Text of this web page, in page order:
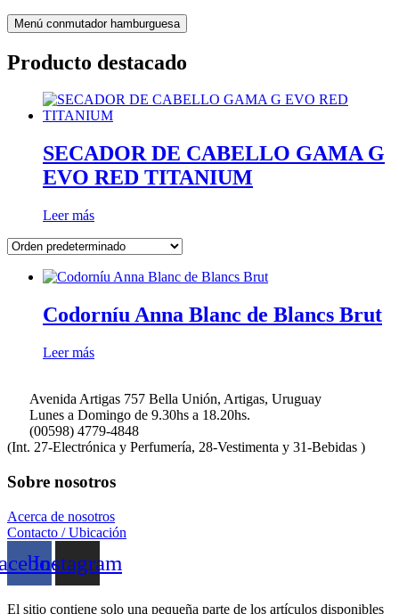
Menú conmutador hamburguesa
Producto destacado
SECADOR DE CABELLO GAMA G
EVO RED TITANIUM
Leer más
Codorníu Anna Blanc de Blancs Brut
Leer más
Avenida Artigas 757 Bella Unión, Artigas, Uruguay
Lunes a Domingo de 9.30hs a 18.20hs.
(00598) 4779-4848
(Int. 27-Electrónica y Perfumería, 28-Vestimenta y 31-Bebidas )
Sobre nosotros
Acerca de nosotros
Contacto / Ubicación
Instagram
El sitio contiene solo una pequeña parte de los artículos disponibles